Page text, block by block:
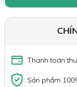
Thanh toán
Sản phẩm